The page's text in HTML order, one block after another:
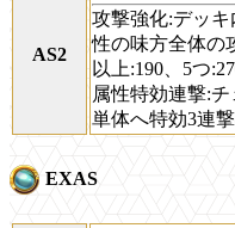
AS2
攻撃強化:デッ
性の味方全体の
以上:190、5つ
属性特効連撃:
単体へ特効3連
EXAS